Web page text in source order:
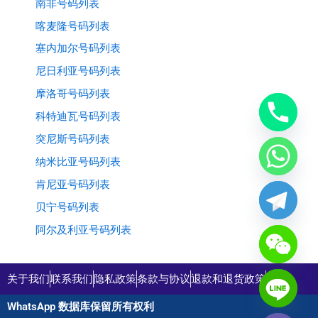
南非号码列表
喀麦隆号码列表
塞内加尔号码列表
尼日利亚号码列表
摩洛哥号码列表
科特迪瓦号码列表
突尼斯号码列表
纳米比亚号码列表
肯尼亚号码列表
贝宁号码列表
阿尔及利亚号码列表
关于我们联系我们 隐私政策条款与协议退款和退货政策 购物
WhatsApp 数据库保留所有权利